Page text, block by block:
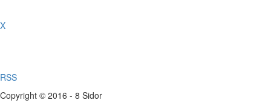
X
RSS
Copyright © 2016 - 8 Sidor